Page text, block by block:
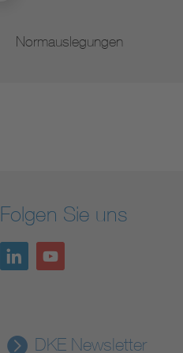
Normauslegungen
Folgen Sie uns
DKE Newsletter